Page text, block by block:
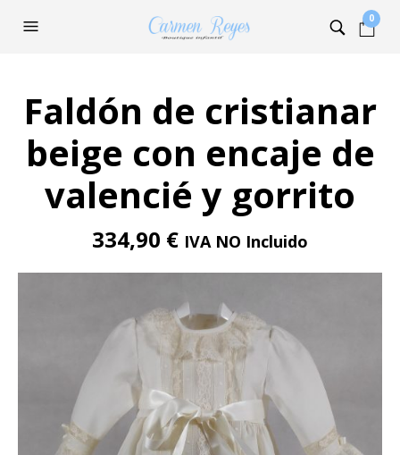
0
Faldón de cristianar
beige con encaje de
valencié y gorrito
334,90 € IVA NO Incluido